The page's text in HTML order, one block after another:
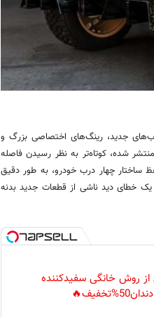
جدید، رینگ‌های اختصاصی بزرگ و
شده، کوتاه‌تر به نظر رسیدن فاصله
چهار درب خودرو، به طور دقیق
خطای دید ناشی از قطعات جدید بدنه
از روش خانگی سفیدکننده
دندان50%تخفیف🔥